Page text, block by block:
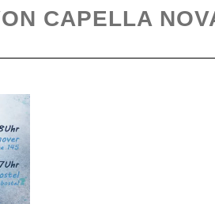
CAPELLA